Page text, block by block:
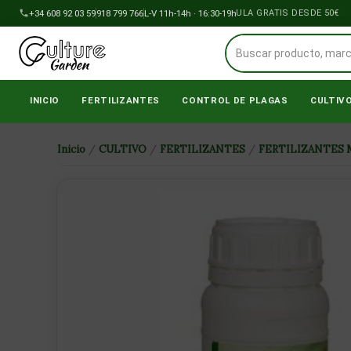
al
contenido
+34 608 92 03 59918 799 766L-V 11h-14h · 16:30-19h
ENVÍOS A PENÍNSULA GRATIS DESDE 50€
INICIO FERTILIZANTES CONTROL DE PLAGAS CULTIVO
Inicio / CULTIVO / FERTILIZANTES / FERTILIZANTES